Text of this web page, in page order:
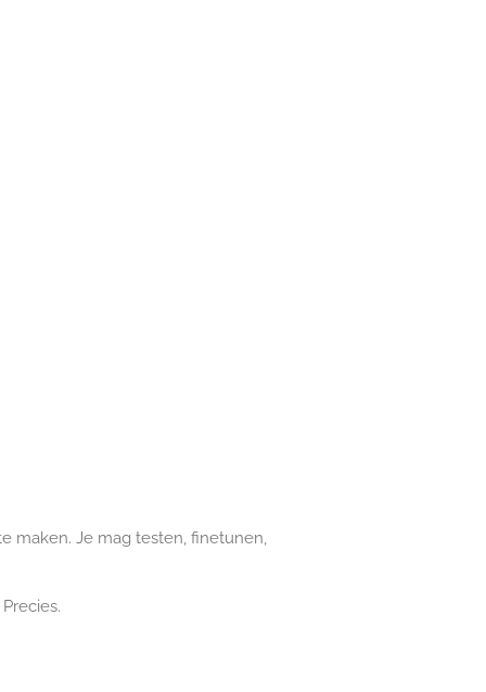
maken. Je mag testen, finetunen,